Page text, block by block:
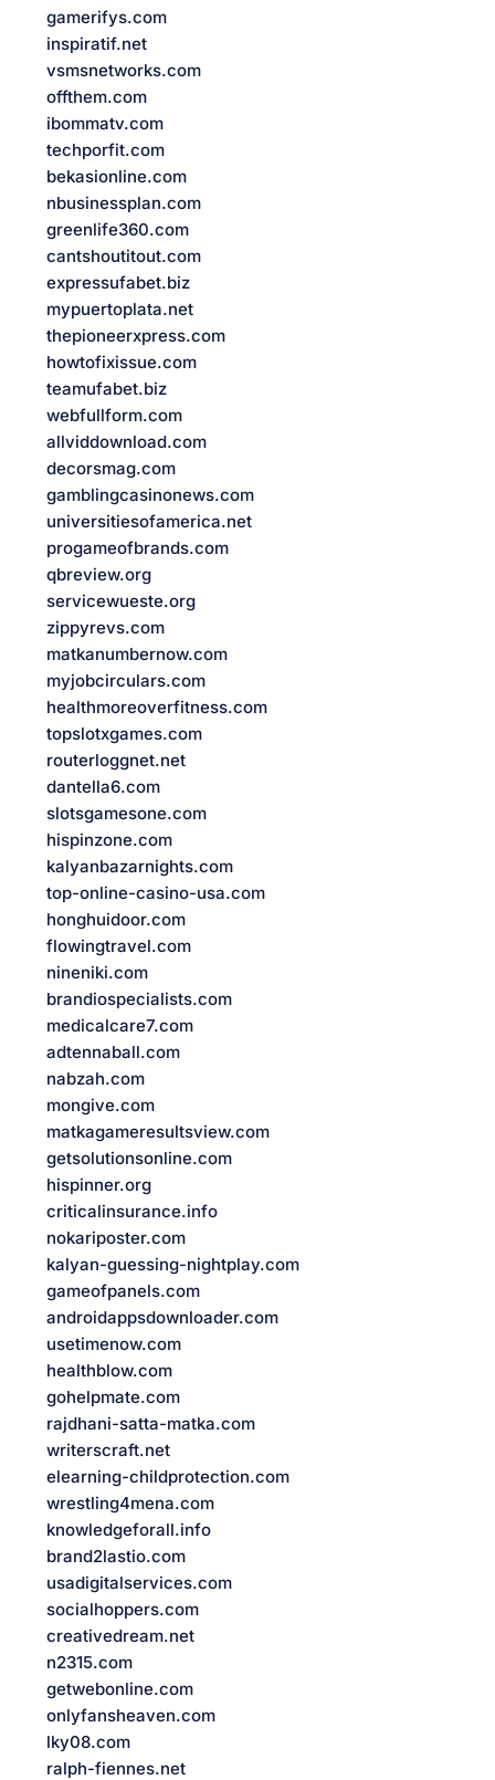
gamerifys.com
inspiratif.net
vsmsnetworks.com
offthem.com
ibommatv.com
techporfit.com
bekasionline.com
nbusinessplan.com
greenlife360.com
cantshoutitout.com
expressufabet.biz
mypuertoplata.net
thepioneerxpress.com
howtofixissue.com
teamufabet.biz
webfullform.com
allviddownload.com
decorsmag.com
gamblingcasinonews.com
universitiesofamerica.net
progameofbrands.com
qbreview.org
servicewueste.org
zippyrevs.com
matkanumbernow.com
myjobcirculars.com
healthmoreoverfitness.com
topslotxgames.com
routerloggnet.net
dantella6.com
slotsgamesone.com
hispinzone.com
kalyanbazarnights.com
top-online-casino-usa.com
honghuidoor.com
flowingtravel.com
nineniki.com
brandiospecialists.com
medicalcare7.com
adtennaball.com
nabzah.com
mongive.com
matkagameresultsview.com
getsolutionsonline.com
hispinner.org
criticalinsurance.info
nokariposter.com
kalyan-guessing-nightplay.com
gameofpanels.com
androidappsdownloader.com
usetimenow.com
healthblow.com
gohelpmate.com
rajdhani-satta-matka.com
writerscraft.net
elearning-childprotection.com
wrestling4mena.com
knowledgeforall.info
brand2lastio.com
usadigitalservices.com
socialhoppers.com
creativedream.net
n2315.com
getwebonline.com
onlyfansheaven.com
lky08.com
ralph-fiennes.net